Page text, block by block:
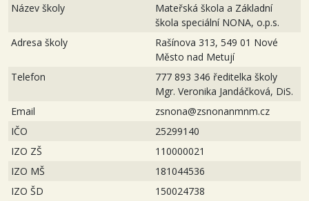
Název školy
Mateřská škola a Základní
škola speciální NONA, o.p.s.
Adresa školy
Rašínova 313, 549 01 Nové
Město nad Metují
Telefon
777 893 346 ředitelka školy
Mgr. Veronika Jandáčková, DiS.
Email
zsnona@zsnonanmnm.cz
IČO
25299140
IZO ZŠ
110000021
IZO MŠ
181044536
IZO ŠD
150024738